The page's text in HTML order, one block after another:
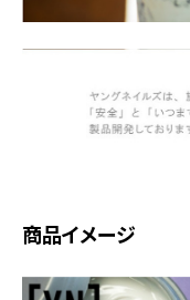
商品イメージ